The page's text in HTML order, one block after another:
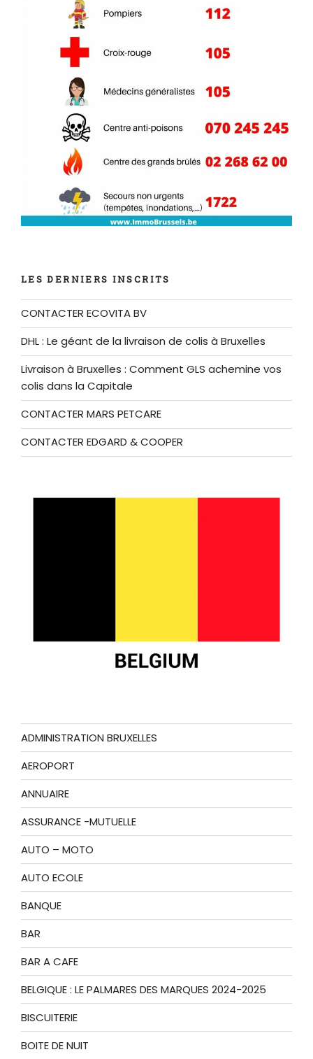
LES DERNIERS INSCRITS
CONTACTER ECOVITA BV
DHL : Le géant de la livraison de colis à Bruxelles
Livraison à Bruxelles : Comment GLS achemine vos
colis dans la Capitale
CONTACTER MARS PETCARE
CONTACTER EDGARD & COOPER
ADMINISTRATION BRUXELLES
AEROPORT
ANNUAIRE
ASSURANCE -MUTUELLE
AUTO – MOTO
AUTO ECOLE
BANQUE
BAR
BAR A CAFE
BELGIQUE : LE PALMARES DES MARQUES 2024-2025
BISCUITERIE
BOITE DE NUIT